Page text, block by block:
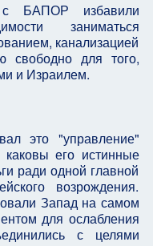
БАПОР избавили
заниматься
канализацией
для того,
и Израилем.
это "управление"
его истинные
ради одной главной
возрождения.
Запад на самом
для ослабления
с целями